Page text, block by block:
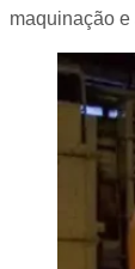
maquinação